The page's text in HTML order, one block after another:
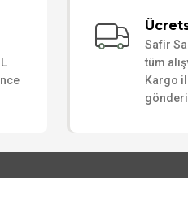
Safir
tüm
Kargo